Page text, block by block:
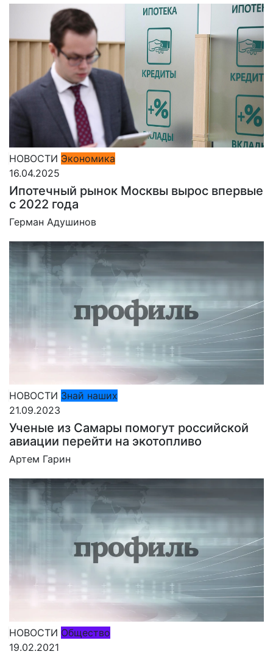
НОВОСТИ Экономика
16.04.2025
Ипотечный рынок Москвы вырос впервые
с 2022 года
Герман Адушинов
НОВОСТИ Знай наших
21.09.2023
Ученые из Самары помогут российской
авиации перейти на экотопливо
Артем Гарин
НОВОСТИ Общество
19.02.2021